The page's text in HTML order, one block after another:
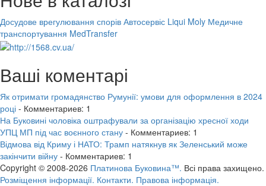
Досудове врегулювання спорів Автосервіс Liqui Moly Медичне
транспортування MedTransfer
Ваші коментарі
Як отримати громадянство Румунії: умови для оформлення в 2024
році - Комментариев: 1
На Буковині чоловіка оштрафували за організацію хресної ходи
УПЦ МП під час воєнного стану - Комментариев: 1
Відмова від Криму і НАТО: Трамп натякнув як Зеленський може
закінчити війну - Комментариев: 1
Copyright © 2008-2026 Платинова Буковина™. Всі права захищено.
Розміщення інформації. Контакти. Правова інформація.